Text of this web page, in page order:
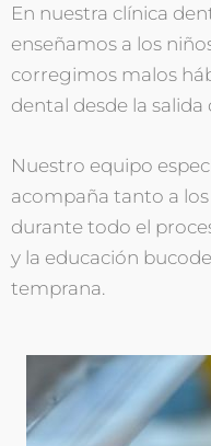
En nuestra clínica
enseñamos a los
corregimos malos
dental desde la
Nuestro equipo
acompaña tanto a
durante todo el
y la educación
temprana.